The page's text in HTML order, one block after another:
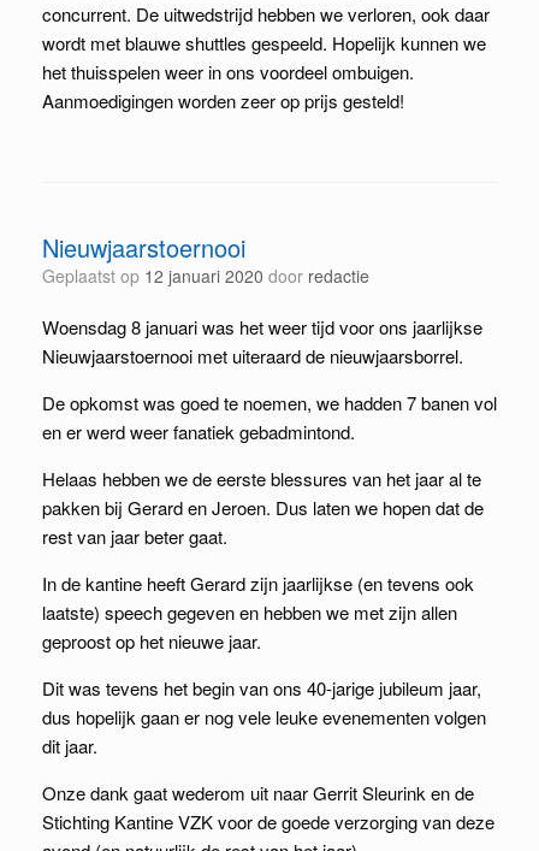
concurrent. De uitwedstrijd hebben we verloren, ook daar
wordt met blauwe shuttles gespeeld. Hopelijk kunnen we
het thuisspelen weer in ons voordeel ombuigen.
Aanmoedigingen worden zeer op prijs gesteld!
Nieuwjaarstoernooi
Geplaatst op 12 januari 2020 door redactie
Woensdag 8 januari was het weer tijd voor ons jaarlijkse
Nieuwjaarstoernooi met uiteraard de nieuwjaarsborrel.
De opkomst was goed te noemen, we hadden 7 banen vol
en er werd weer fanatiek gebadmintond.
Helaas hebben we de eerste blessures van het jaar al te
pakken bij Gerard en Jeroen. Dus laten we hopen dat de
rest van jaar beter gaat.
In de kantine heeft Gerard zijn jaarlijkse (en tevens ook
laatste) speech gegeven en hebben we met zijn allen
geproost op het nieuwe jaar.
Dit was tevens het begin van ons 40-jarige jubileum jaar,
dus hopelijk gaan er nog vele leuke evenementen volgen
dit jaar.
Onze dank gaat wederom uit naar Gerrit Sleurink en de
Stichting Kantine VZK voor de goede verzorging van deze